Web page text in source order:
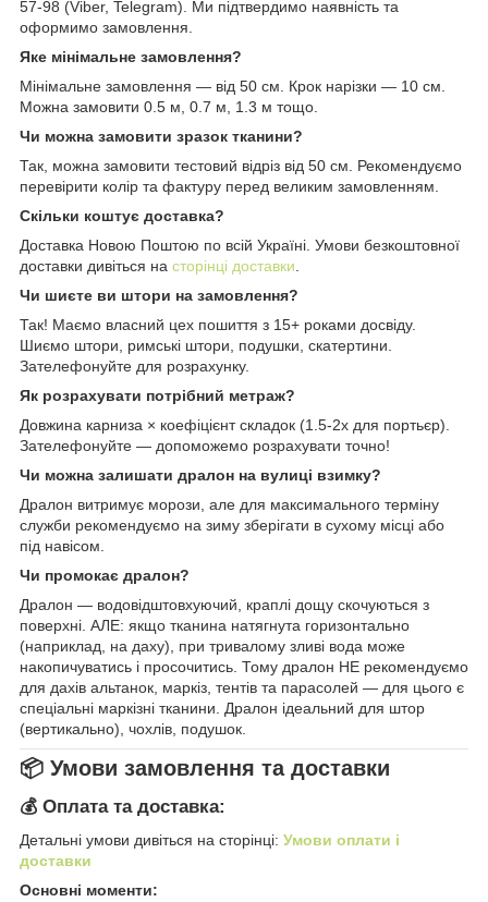
57-98 (Viber, Telegram). Ми підтвердимо наявність та
оформимо замовлення.
Яке мінімальне замовлення?
Мінімальне замовлення — від 50 см. Крок нарізки — 10 см.
Можна замовити 0.5 м, 0.7 м, 1.3 м тощо.
Чи можна замовити зразок тканини?
Так, можна замовити тестовий відріз від 50 см. Рекомендуємо
перевірити колір та фактуру перед великим замовленням.
Скільки коштує доставка?
Доставка Новою Поштою по всій Україні. Умови безкоштовної
доставки дивіться на сторінці доставки.
Чи шиєте ви штори на замовлення?
Так! Маємо власний цех пошиття з 15+ роками досвіду.
Шиємо штори, римські штори, подушки, скатертини.
Зателефонуйте для розрахунку.
Як розрахувати потрібний метраж?
Довжина карниза × коефіцієнт складок (1.5-2x для портьєр).
Зателефонуйте — допоможемо розрахувати точно!
Чи можна залишати дралон на вулиці взимку?
Дралон витримує морози, але для максимального терміну
служби рекомендуємо на зиму зберігати в сухому місці або
під навісом.
Чи промокає дралон?
Дралон — водовідштовхуючий, краплі дощу скочуються з
поверхні. АЛЕ: якщо тканина натягнута горизонтально
(наприклад, на даху), при тривалому зливі вода може
накопичуватись і просочитись. Тому дралон НЕ рекомендуємо
для дахів альтанок, маркіз, тентів та парасолей — для цього є
спеціальні маркізні тканини. Дралон ідеальний для штор
(вертикально), чохлів, подушок.
📦 Умови замовлення та доставки
💰 Оплата та доставка:
Детальні умови дивіться на сторінці: Умови оплати і
доставки
Основні моменти: